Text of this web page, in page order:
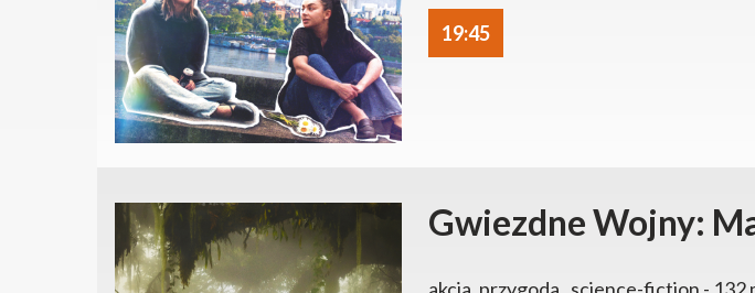
19:45
Gwiezdne Wojny: